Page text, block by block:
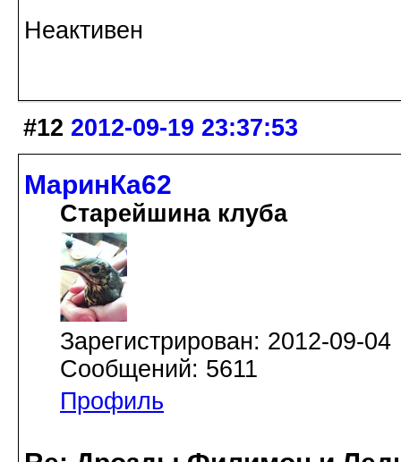
Неактивен
#12 2012-09-19 23:37:53
МаринКа62
Старейшина клуба
Зарегистрирован: 2012-09-04
Сообщений: 5611
Профиль